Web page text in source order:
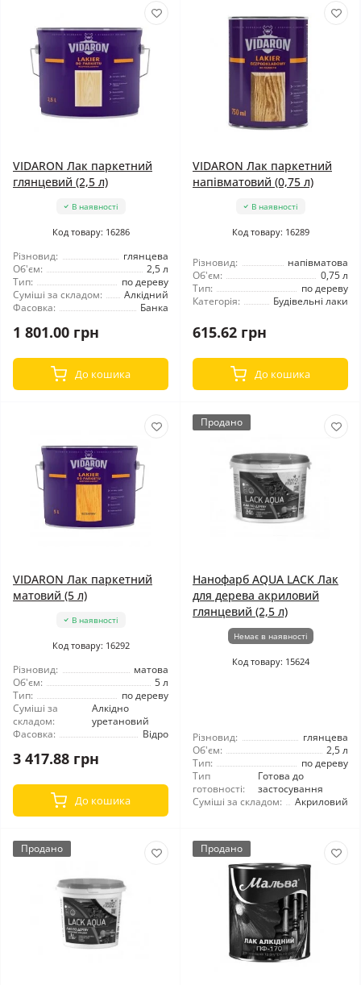
VIDARON Лак паркетний
глянцевий (2,5 л)
В наявності
Код товару: 16286
Різновид:
глянцева
Об'єм:
2,5 л
Тип:
по дереву
Суміші за складом:
Алкідний
Фасовка:
Банка
1 801.00 грн
До кошика
VIDARON Лак паркетний
напівматовий (0,75 л)
В наявності
Код товару: 16289
Різновид:
напівматова
Об'єм:
0,75 л
Тип:
по дереву
Категорія:
Будівельні лаки
615.62 грн
До кошика
VIDARON Лак паркетний
матовий (5 л)
В наявності
Код товару: 16292
Різновид:
матова
Об'єм:
5 л
Тип:
по дереву
Суміші за
складом:
Алкідно
уретановий
Фасовка:
Відро
3 417.88 грн
До кошика
Продано
Нанофарб AQUA LACK Лак
для дерева акриловий
глянцевий (2,5 л)
Немає в наявності
Код товару: 15624
Різновид:
глянцева
Об'єм:
2,5 л
Тип:
по дереву
Тип
готовності:
Готова до
застосування
Суміші за складом:
Акриловий
Продано Продано